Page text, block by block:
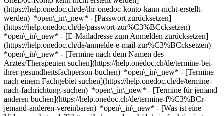
(https://help.onedoc.ch/de/ihr-onedoc-konto-kann-nicht-erstellt-
werden) *open\_in\_new* - [Passwort zurücksetzen]
(https://help.onedoc.ch/de/passwort-zur%C3%BCcksetzen)
*open\_in\_new* - [E-Mailadresse zum Anmelden zurücksetzen]
(https://help.onedoc.ch/de/anmelde-e-mail-zur%C3%BCcksetzen)
*open\_in\_new* - [Termine nach dem Namen des
Arztes/Therapeuten suchen](https://help.onedoc.ch/de/termine-bei-
ihrer-gesundheitsfachperson-buchen) *open\_in\_new* - [Termine
nach einem Fachgebiet suchen](https://help.onedoc.ch/de/termine-
nach-fachrichtung-suchen) *open\_in\_new* - [Termine für jemand
anderen buchen](https://help.onedoc.ch/de/termine-f%C3%BCr-
jemand-anderen-vereinbaren) *open\_in\_new* - [Was ist eine